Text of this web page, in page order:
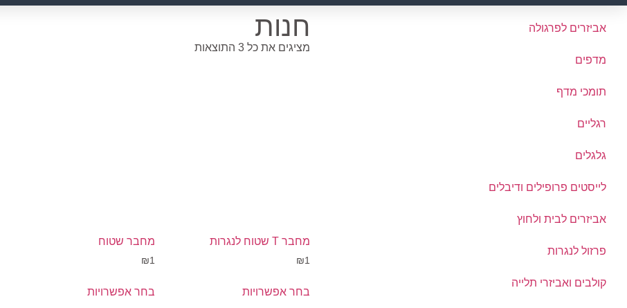
אביזרים לפרגולה
מדפים
תומכי מדף
רגליים
גלגלים
לייסטים פרופילים ודיבלים
אביזרים לבית ולחוץ
פרזול לנגרות
קולבים ואביזרי תלייה
חנות
מציגים את כל ⁦3⁩ התוצאות
מחבר T שטוח לנגרות
₪1
בחר אפשרויות
מחבר שטוח
₪1
בחר אפשרויות